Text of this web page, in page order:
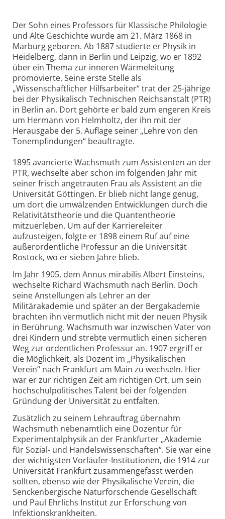
Der Sohn eines Professors für Klassische Philologie
und Alte Geschichte wurde am 21. März 1868 in
Marburg geboren. Ab 1887 studierte er Physik in
Heidelberg, dann in Berlin und Leipzig, wo er 1892
über ein Thema zur inneren Wärmeleitung
promovierte. Seine erste Stelle als
„Wissenschaftlicher Hilfsarbeiter“ trat der 25-jährige
bei der Physikalisch Technischen Reichsanstalt (PTR)
in Berlin an. Dort gehörte er bald zum engeren Kreis
um Hermann von Helmholtz, der ihn mit der
Herausgabe der 5. Auflage seiner „Lehre von den
Tonempfindungen“ beauftragte.
1895 avancierte Wachsmuth zum Assistenten an der
PTR, wechselte aber schon im folgenden Jahr mit
seiner frisch angetrauten Frau als Assistent an die
Universität Göttingen. Er blieb nicht lange genug,
um dort die umwälzenden Entwicklungen durch die
Relativitätstheorie und die Quantentheorie
mitzuerleben. Um auf der Karriereleiter
aufzusteigen, folgte er 1898 einem Ruf auf eine
außerordentliche Professur an die Universität
Rostock, wo er sieben Jahre blieb.
Im Jahr 1905, dem Annus mirabilis Albert Einsteins,
wechselte Richard Wachsmuth nach Berlin. Doch
seine Anstellungen als Lehrer an der
Militärakademie und später an der Bergakademie
brachten ihn vermutlich nicht mit der neuen Physik
in Berührung. Wachsmuth war inzwischen Vater von
drei Kindern und strebte vermutlich einen sicheren
Weg zur ordentlichen Professur an. 1907 ergriff er
die Möglichkeit, als Dozent im „Physikalischen
Verein“ nach Frankfurt am Main zu wechseln. Hier
war er zur richtigen Zeit am richtigen Ort, um sein
hochschulpolitisches Talent bei der folgenden
Gründung der Universität zu entfalten.
Zusätzlich zu seinem Lehrauftrag übernahm
Wachsmuth nebenamtlich eine Dozentur für
Experimentalphysik an der Frankfurter „Akademie
für Sozial- und Handelswissenschaften“. Sie war eine
der wichtigsten Vorläufer-Institutionen, die 1914 zur
Universität Frankfurt zusammengefasst werden
sollten, ebenso wie der Physikalische Verein, die
Senckenbergische Naturforschende Gesellschaft
und Paul Ehrlichs Institut zur Erforschung von
Infektionskrankheiten.